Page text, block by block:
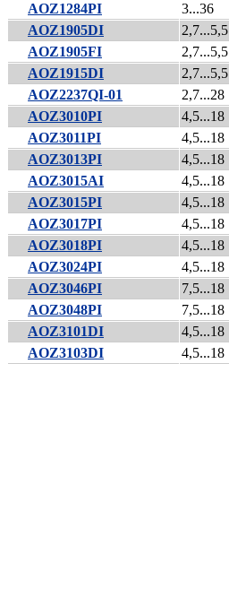
AOZ1284PI
3...36
AOZ1905DI
2,7...5,5
AOZ1905FI
2,7...5,5
AOZ1915DI
2,7...5,5
AOZ2237QI-01
2,7...28
AOZ3010PI
4,5...18
AOZ3011PI
4,5...18
AOZ3013PI
4,5...18
AOZ3015AI
4,5...18
AOZ3015PI
4,5...18
AOZ3017PI
4,5...18
AOZ3018PI
4,5...18
AOZ3024PI
4,5...18
AOZ3046PI
7,5...18
AOZ3048PI
7,5...18
AOZ3101DI
4,5...18
AOZ3103DI
4,5...18